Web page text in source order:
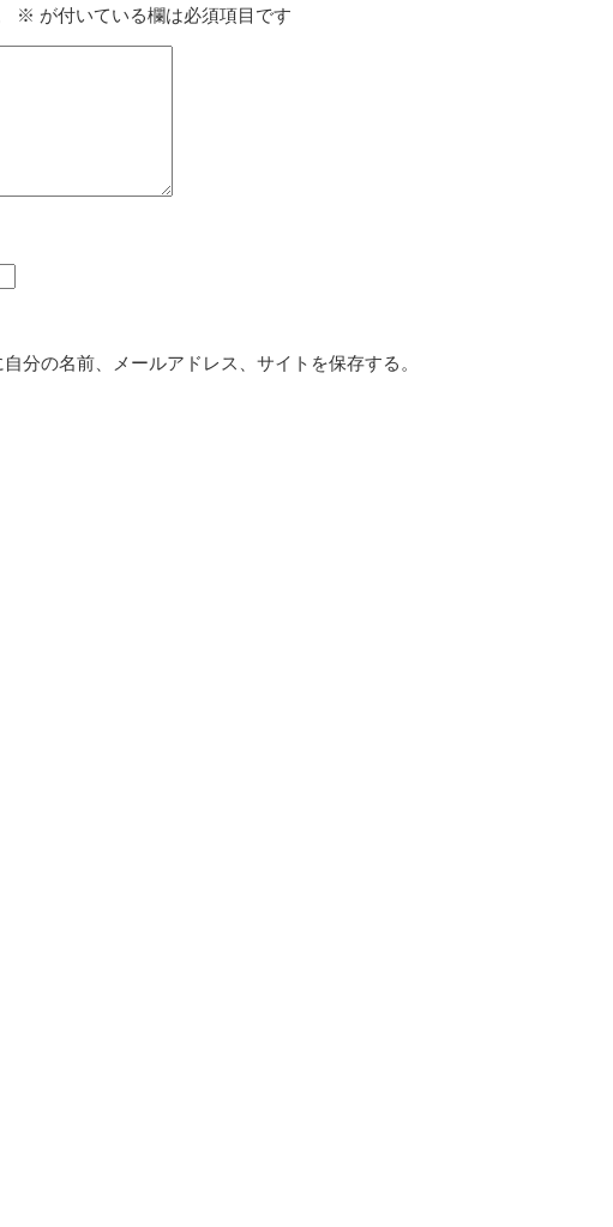
※ が付いている欄は必須項目です
分の名前、メールアドレス、サイトを保存する。